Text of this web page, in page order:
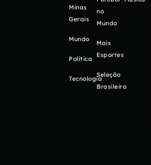
Minas
Gerais
Mundo
Política
Tecnologia
no
Mundo
Mais
Esportes
Seleção
Brasileira